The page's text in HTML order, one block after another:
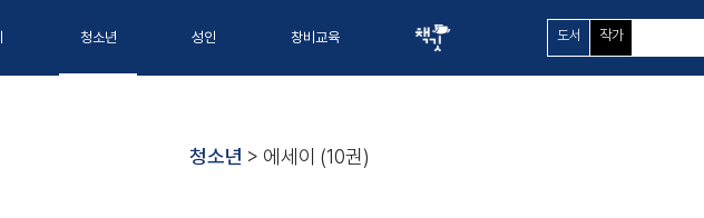
청소년 성인 창비교육 도서 작가
청소년 > 에세이 (10권)